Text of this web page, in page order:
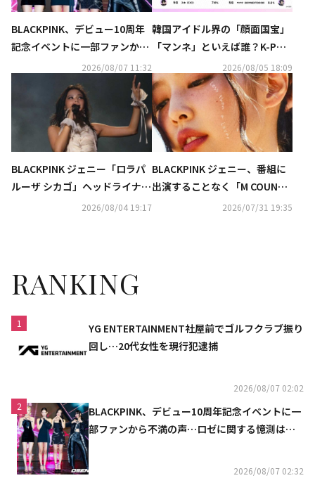
BLACKPINK、デビュー10周年
記念イベントに一部ファンから
不満の声…ロゼに関する憶測は
2026/08/07 11:32
韓国アイドル界の「顔面国宝」
「マンネ」といえば誰？K-POP
推しタイプ別調査の結果が明ら
かに
2026/08/05 18:09
BLACKPINK ジェニー「ロラパ
ルーザ シカゴ」ヘッドライナー
を飾る！熱いステージ披露
2026/08/04 19:17
BLACKPINK ジェニー、番組に
出演することなく「M COUNTD
OWN」で1位を獲得2026/07/31 19:35
RANKING
1
YG ENTERTAINMENT社屋前でゴルフクラブ振り
回し…20代女性を現行犯逮捕
2026/08/07 02:02
2
BLACKPINK、デビュー10周年記念イベントに一
部ファンから不満の声…ロゼに関する憶測は否
2026/08/07 02:32